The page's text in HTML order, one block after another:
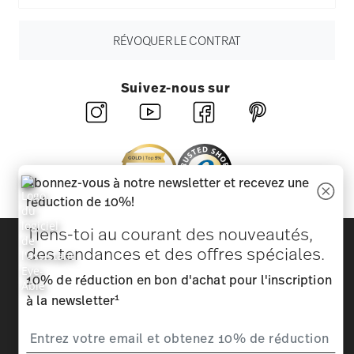
RÉVOQUER LE CONTRAT
Suivez-nous sur
Découvrez toutes nos marques
Beauté et fonctionnalité pour votre maison
Homepage CGV
*Tous les prix avec TVA inclus etplus frais d'expédition.
Abonnez-vous à notre newsletter et recevez une
réduction de 10%!
Tiens-toi au courant des nouveautés,
des tendances et des offres spéciales.
10% de réduction en bon d'achat pour l'inscription
à la newsletter1